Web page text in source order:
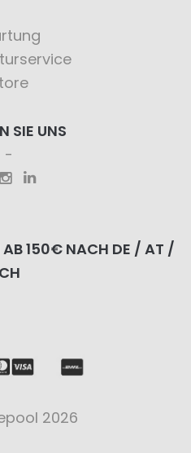
SIE UNS
AB 150€ NACH DE / AT /
CH
2026